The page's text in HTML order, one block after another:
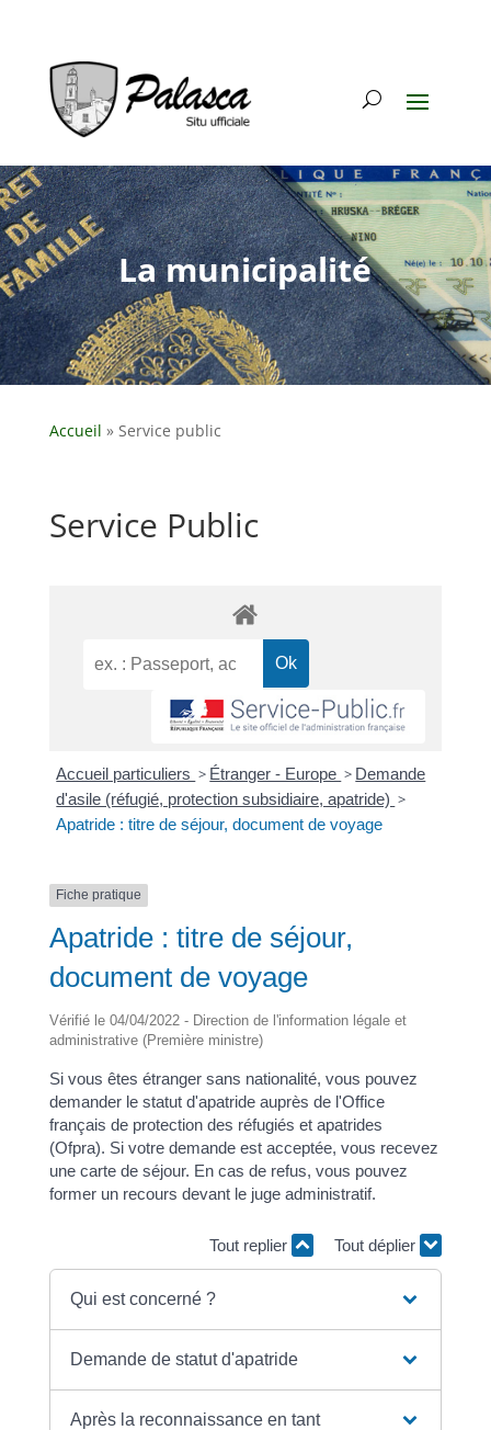
La municipalité
Accueil » Service public
Service Public
Accueil particuliers > Étranger - Europe > Demande
d'asile (réfugié, protection subsidiaire, apatride) >
Apatride : titre de séjour, document de voyage
Fiche pratique
Apatride : titre de séjour,
document de voyage
Vérifié le 04/04/2022 - Direction de l'information légale et
administrative (Première ministre)
Si vous êtes étranger sans nationalité, vous pouvez
demander le statut d'apatride auprès de l'Office
français de protection des réfugiés et apatrides
(Ofpra). Si votre demande est acceptée, vous recevez
une carte de séjour. En cas de refus, vous pouvez
former un recours devant le juge administratif.
Tout replier Tout déplier
Qui est concerné ?
Demande de statut d'apatride
Après la reconnaissance en tant